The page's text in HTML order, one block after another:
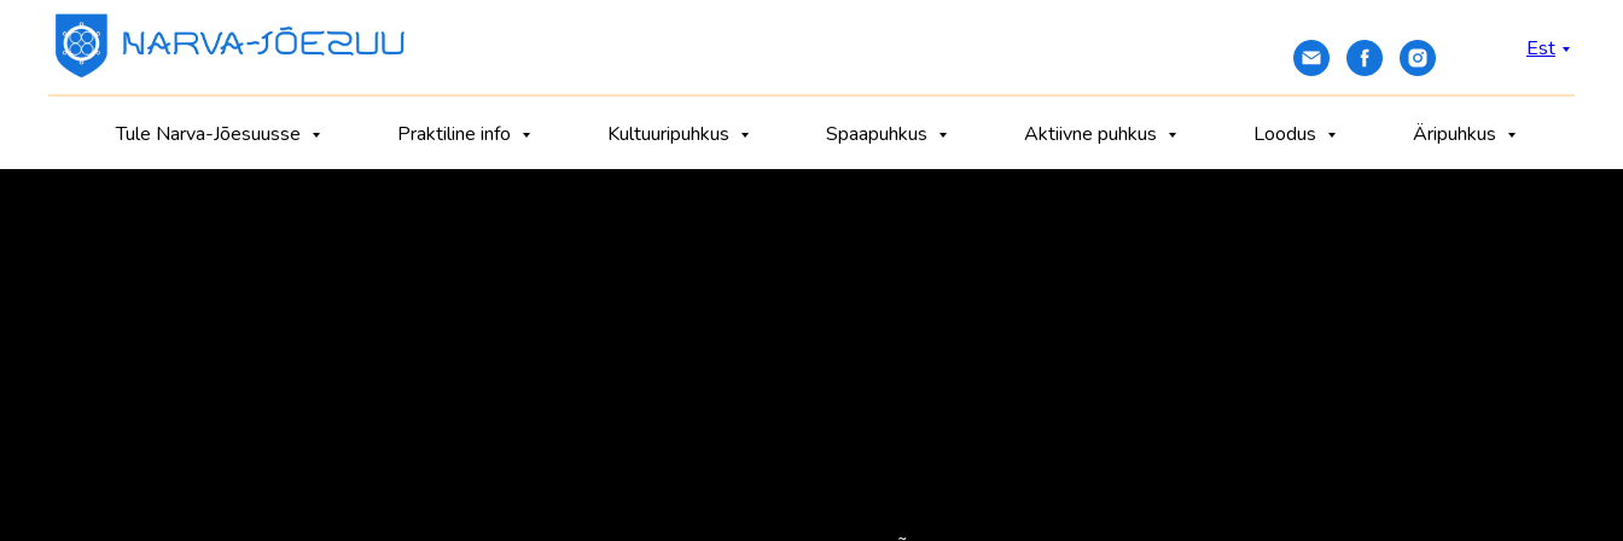
Est
Tule Narva-Jõesuusse Praktiline info Kultuuripuhkus Spaapuhkus Aktiivne puhkus Loodus Äripuhkus